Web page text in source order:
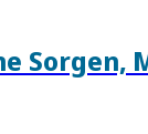
Sorgen,